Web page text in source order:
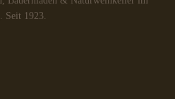
Seit 1923.